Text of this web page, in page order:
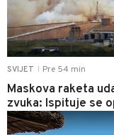
SVIJET Pre 54 min
Maskova raketa
zvuka: Ispituje se